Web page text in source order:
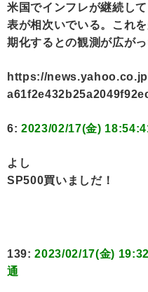
米国でインフレが継続し
表が相次いでいる。これ
期化するとの観測が広がっ
https://
6: 2023/02/17(金)
よし
SP500買いましだ！
139:2023/02/17(金)
通